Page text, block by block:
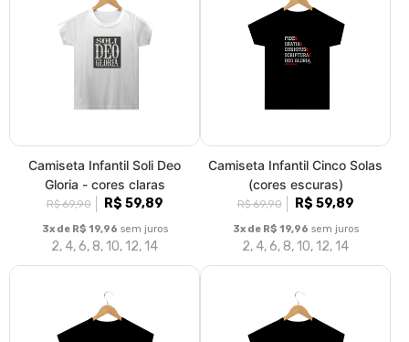
Camiseta Infantil Soli Deo
Gloria - cores claras
R$ 69,90 R$ 59,89
3x de R$ 19,96 sem juros
2, 4, 6, 8, 10, 12, 14
Camiseta Infantil Cinco Solas
(cores escuras)
R$ 69,90 R$ 59,89
3x de R$ 19,96 sem juros
2, 4, 6, 8, 10, 12, 14